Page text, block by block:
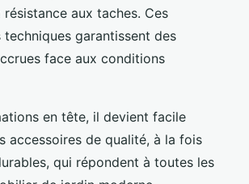
aux taches. Ces
garantissent des
face aux conditions
en tête, il devient facile
accessoires de qualité, à la fois
qui répondent à toutes les